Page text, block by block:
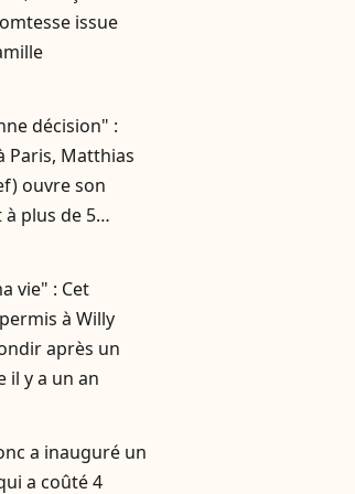
issue
décision" :
Paris, Matthias
ouvre son
plus de 5
!
vie" : Cet
à Willy
après un
il y a un an
a inauguré un
a coûté 4